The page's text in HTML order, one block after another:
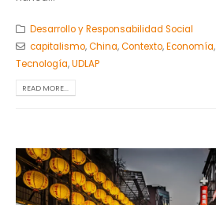
Desarrollo y Responsabilidad Social
capitalismo,China,Contexto,Economía,
Tecnología,UDLAP
READ MORE...